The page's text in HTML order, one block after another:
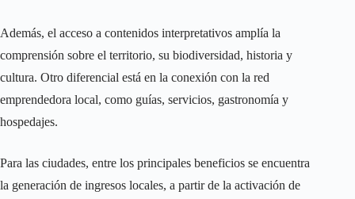
Además, el acceso a contenidos interpretativos amplía la
comprensión sobre el territorio, su biodiversidad, historia y
cultura. Otro diferencial está en la conexión con la red
emprendedora local, como guías, servicios, gastronomía y
hospedajes.
Para las ciudades, entre los principales beneficios se encuentra
la generación de ingresos locales, a partir de la activación de